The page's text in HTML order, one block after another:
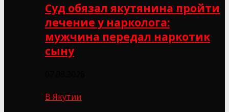
Суд обязал якутянина пройти
лечение у нарколога:
мужчина передал наркотик
сыну
В Якутии